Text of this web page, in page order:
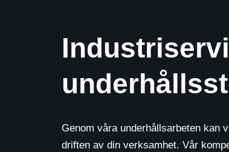
Genom våra underhållsarbeten kan
driften av din verksamhet. Vår